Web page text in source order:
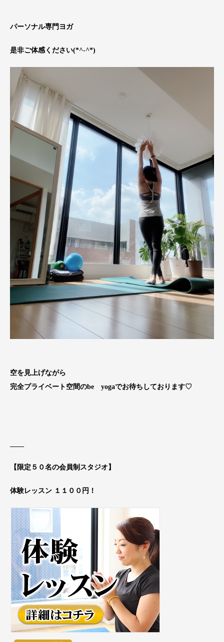
パーソナル専門ヨガ
是非ご体感ください(*^-^*)
空を見上げながら
完全プライベート空間のbe yogaでお待ちしております♡
【限定５０名の会員制スタジオ】
体験レッスン １１００円！